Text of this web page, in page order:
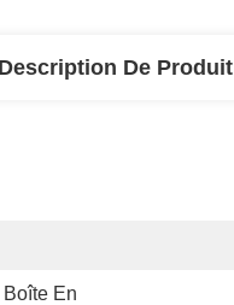
Description De Produit
En